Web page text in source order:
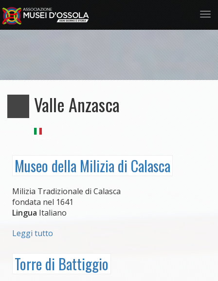
Salta
al
contenuto
principale
Valle Anzasca
Museo della Milizia di Calasca
Milizia Tradizionale di Calasca
fondata nel 1641
Lingua Italiano
Leggi tutto
Milizia
Torre di Battiggio